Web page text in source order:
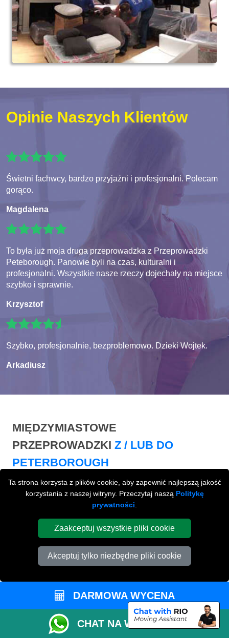
Ta strona korzysta z plików cookie, aby zapewnić najlepszą jakość
korzystania z naszej witryny. Przeczytaj naszą Politykę
prywatności
Zaakceptuj wszystkie pliki cookie
Akceptuj tylko niezbędne pliki cookie
Opinie Naszych Klientów
Świetni fachwcy, bardzo przyjaźni i profesjonalni. Polecam
gorąco.
Magdalena
To była już moja druga przeprowadzka z Przeprowadzki
Peteborough. Panowie byli na czas, kulturalni i
profesjonalni. Wszystkie nasze rzeczy dojechały na miejsce
szybko i sprawnie.
Krzysztof
Szybko, profesjonalnie, bezproblemowo. Dzieki Wojtek.
Arkadiusz
MIĘDZYMIASTOWE
PRZEPROWADZKI Z / LUB DO
PETERBOROUGH
Międzymiastowe przeprowadzki z / lub do
Peterborough na terenie całej Wielkiej Brytani.
DARMOWA WYCENA
CHAT NA WHATSAPP